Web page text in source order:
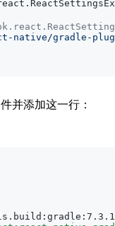
.
native/gradle-
并添加这一行：